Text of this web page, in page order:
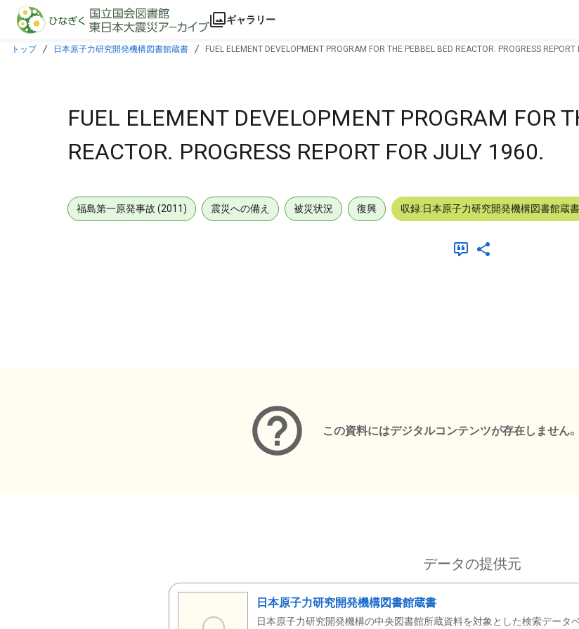
本文に飛ぶ
ギャラリー
トップ 日本原子力研究開発機構図書館蔵書 FUEL ELEMENT DEVELOPMENT PROGRAM FOR THE PEBBEL BED REACTOR. PROGRESS
FUEL ELEMENT DEVELOPMENT PROGRAM FOR
REACTOR. PROGRESS REPORT FOR JULY 1960.
福島第一原発事故 (2011) 震災への備え 被災状況 復興 収録:日本原子力研究開発機構図書館蔵書
この資料にはデジタルコンテンツが存在しません。
データの提供元
日本原子力研究開発機構図書館蔵書
日本原子力研究開発機構の中央図書館所蔵資料を対象とした検索データ